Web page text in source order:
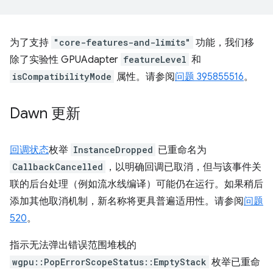
为了支持 "core-features-and-limits" 功能，我们移
除了实验性 GPUAdapter featureLevel 和
isCompatibilityMode 属性。请参阅问题 395855516。
Dawn 更新
回调状态枚举 InstanceDropped 已重命名为
CallbackCancelled
，以明确回调已取消，但与该事件关
联的后台处理（例如流水线编译）可能仍在运行。如果稍后
添加其他取消机制，新名称将更具普遍适用性。请参阅问题
520。
指示无法弹出错误范围堆栈的
wgpu::PopErrorScopeStatus::EmptyStack 枚举已重命